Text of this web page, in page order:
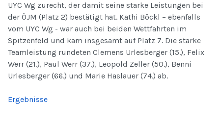
UYC Wg zurecht, der damit seine starke Leistungen bei
der ÖJM (Platz 2) bestätigt hat. Kathi Böckl – ebenfalls
vom UYC Wg - war auch bei beiden Wettfahrten im
Spitzenfeld und kam insgesamt auf Platz 7. Die starke
Teamleistung rundeten Clemens Urlesberger (15.), Felix
Werr (21.), Paul Werr (37.), Leopold Zeller (50.), Benni
Urlesberger (66.) und Marie Haslauer (74.) ab.
Ergebnisse